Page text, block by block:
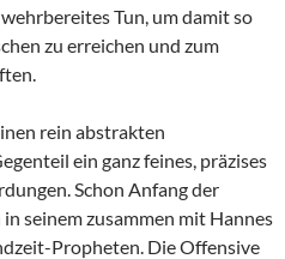
Tun, um damit so
zu erreichen und zum
rein abstrakten
ein ganz feines, präzises
Schon Anfang der
seinem zusammen mit Hannes
Propheten. Die Offensive